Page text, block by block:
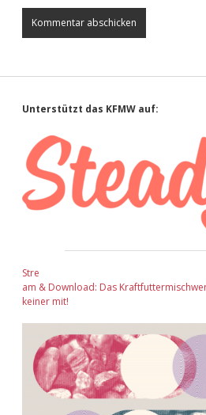
Sidebar
Unterstützt das KFMW auf:
Stre
am & Download: Das
keiner mit!